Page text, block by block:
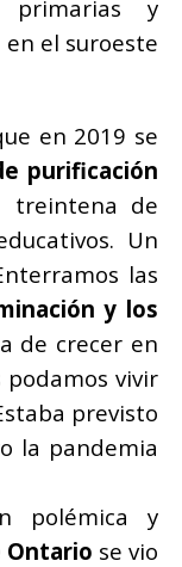
primarias y
el suroeste
en 2019 se
purificación
treintena de
Un
las
y los
de crecer en
vivir
previsto
la pandemia
polémica y
Ontario se vio